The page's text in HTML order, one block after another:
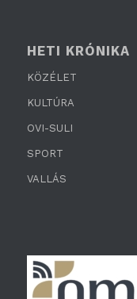
HETI KRÓNIKA
KÖZÉLET
KULTÚRA
OVI-SULI
SPORT
VALLÁS